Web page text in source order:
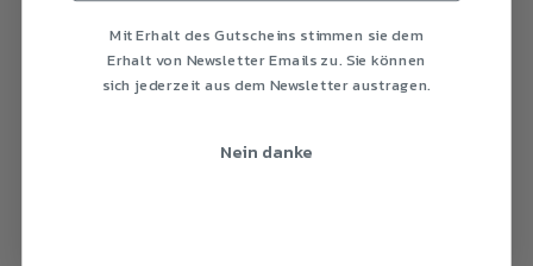
Mit Erhalt des Gutscheins stimmen sie dem
Erhalt von Newsletter Emails zu. Sie können
sich jederzeit aus dem Newsletter austragen.
Nein danke